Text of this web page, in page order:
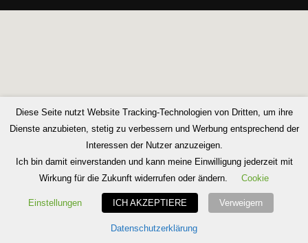
Diese Seite nutzt Website Tracking-Technologien von Dritten, um ihre
Dienste anzubieten, stetig zu verbessern und Werbung entsprechend der
Interessen der Nutzer anzuzeigen.
Ich bin damit einverstanden und kann meine Einwilligung jederzeit mit
Wirkung für die Zukunft widerrufen oder ändern.
Cookie
Einstellungen ICH AKZEPTIERE Verweigern
Datenschutzerklärung